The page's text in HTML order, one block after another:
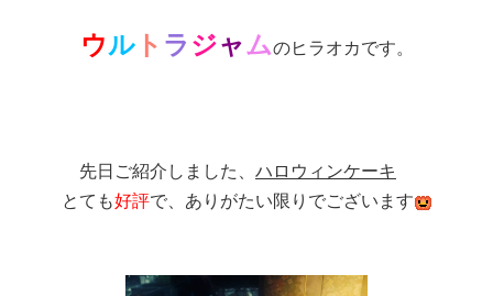
ウルト ラ ジャムのヒラオカです。
先日ご紹介しました、 ハロウィンケーキ
とても好評で、ありがたい限りでございます